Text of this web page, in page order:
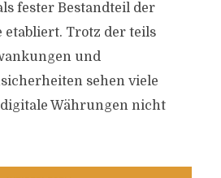
fester Bestandteil der
etabliert. Trotz der teils
und
sehen viele
Währungen nicht